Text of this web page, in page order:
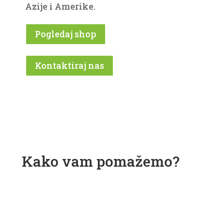
Azije i Amerike.
Pogledaj shop
Kontaktiraj nas
Kako vam pomažemo?